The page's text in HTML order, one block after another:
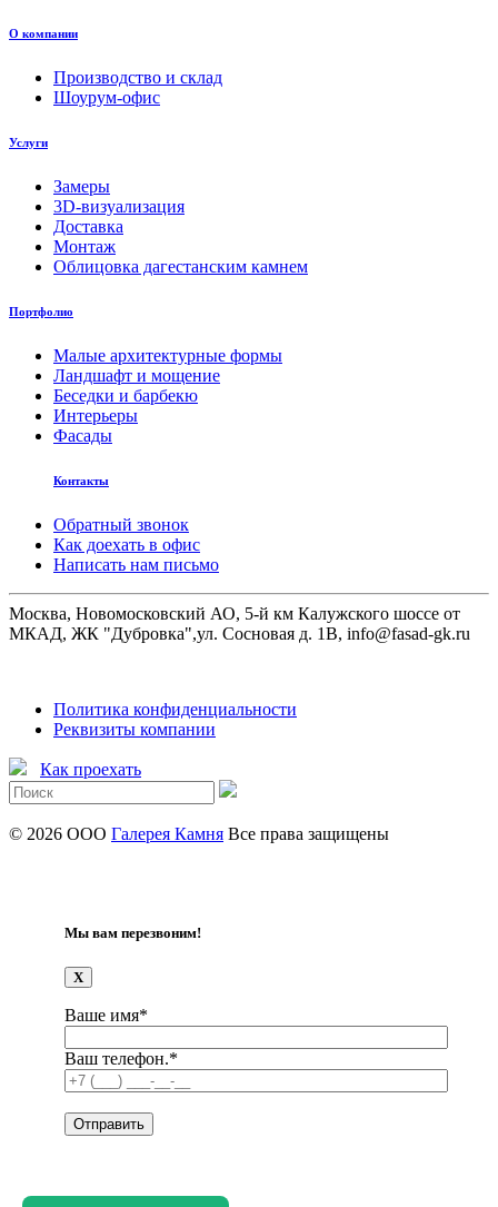
О компании
Производство и склад
Шоурум-офис
Услуги
Замеры
3D-визуализация
Доставка
Монтаж
Облицовка дагестанским камнем
Портфолио
Малые архитектурные формы
Ландшафт и мощение
Беседки и барбекю
Интерьеры
Фасады
Контакты
Обратный звонок
Как доехать в офис
Написать нам письмо
Москва, Новомосковский АО, 5-й км Калужского шоссе от
МКАД, ЖК "Дубровка",ул. Сосновая д. 1В, info@fasad-gk.ru
Политика конфиденциальности
Реквизиты компании
Как проехать
© 2026 ООО Галерея Камня Все права защищены
Мы вам перезвоним!
X
Ваше имя*
Ваш телефон.*